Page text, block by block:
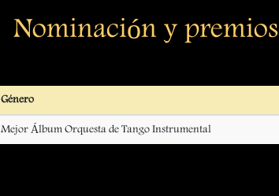
Nominación y premios
Género
Mejor Álbum Orquesta de Tango Instrumental